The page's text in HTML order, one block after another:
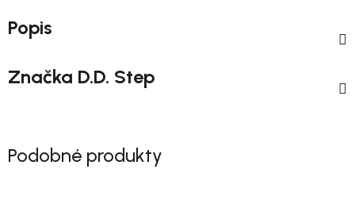
Popis
Značka D.D. Step
Podobné produkty